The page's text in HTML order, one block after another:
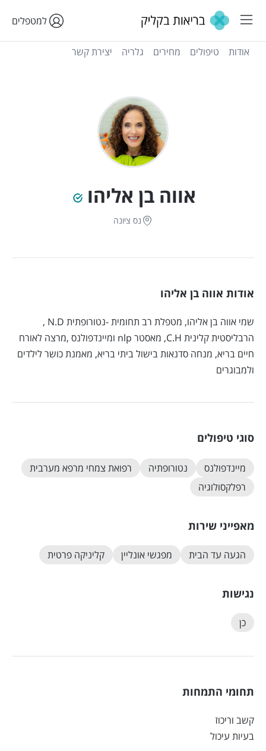
למטפלים
אווה בן אליהו
נס ציונה
אודות טיפולים מחירים גלריה יצירת קשר
אודות אווה בן אליהו
שמי אווה בן אליהו, מטפלת רב תחומית -נטורופתית N.D ,
הרבליסטית קלינית C.H, מאסטר nlp ומיינדפולנס ,מרצה לאורח
חיים בריא, מנחה סדנאות בישול ביתי בריא, מאמנת כושר לילדים
ולמבוגרים
סוגי טיפולים
מיינדפולנס נטורופתיה
רפואת צמחי מרפא מערבית
רפלקסולוגיה
מאפייני שירות
הגעה עד הבית מפגשי אונליין קליניקה פרטית
נגישות
כן
תחומי התמחות
קשב וריכוז
בעיות עיכול